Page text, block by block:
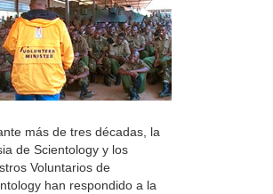
más de tres décadas, la
de Scientology y los
Voluntarios de
han respondido a la